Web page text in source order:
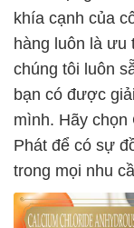
khía cạnh của
hàng luôn là ưu
chúng tôi luôn
bạn có được
mình. Hãy
Phát để có sự
trong mọi nhu